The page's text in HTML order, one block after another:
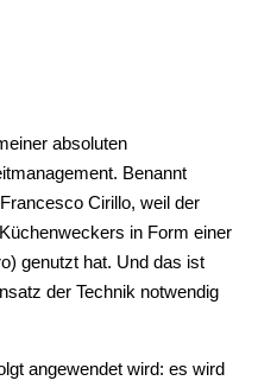
absoluten
Benannt
Cirillo, weil der
in Form einer
genutzt hat. Und das ist
der Technik notwendig
angewendet wird: es wird